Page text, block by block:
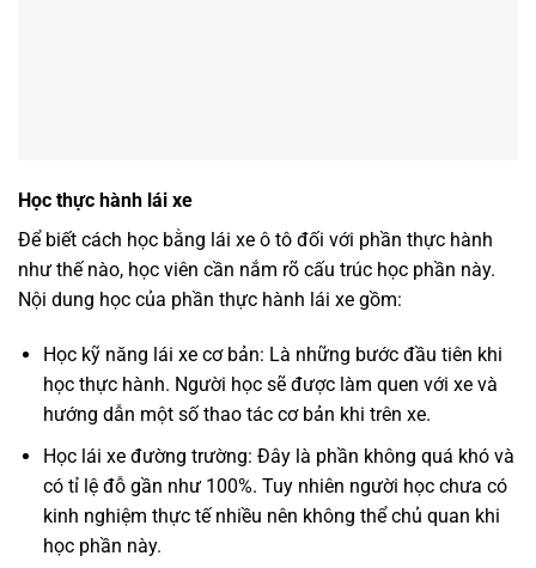
Học thực hành lái xe
Để biết cách học bằng lái xe ô tô đối với phần thực hành
như thế nào, học viên cần nắm rõ cấu trúc học phần này.
Nội dung học của phần thực hành lái xe gồm:
Học kỹ năng lái xe cơ bản: Là những bước đầu tiên khi
học thực hành. Người học sẽ được làm quen với xe và
hướng dẫn một số thao tác cơ bản khi trên xe.
Học lái xe đường trường: Đây là phần không quá khó và
có tỉ lệ đỗ gần như 100%. Tuy nhiên người học chưa có
kinh nghiệm thực tế nhiều nên không thể chủ quan khi
học phần này.